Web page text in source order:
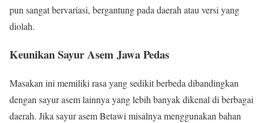
pun sangat bervariasi, bergantung pada daerah atau versi yang
diolah.
Keunikan Sayur Asem Jawa Pedas
Masakan ini memiliki rasa yang sedikit berbeda dibandingkan
dengan sayur asem lainnya yang lebih banyak dikenal di berbagai
daerah. Jika sayur asem Betawi misalnya menggunakan bahan